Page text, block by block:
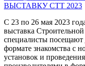
ВЫСТАВКУ СТТ 2023
С 23 по 26 мая 2023
выставка
специалисты
формате знакомства с
установок и